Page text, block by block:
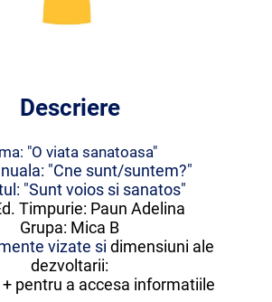
Descriere
"O viata sanatoasa"
"Cne sunt/suntem?"
"Sunt voios si sanatos"
Timpurie: Paun Adelina
Grupa: Mica B
vizate si dimensiuni ale
dezvoltarii:
+ pentru a accesa informatiile